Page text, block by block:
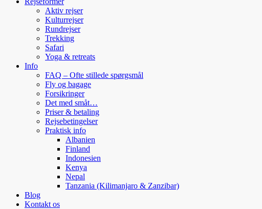
Aktiv rejser
Kulturrejser
Rundrejser
Trekking
Safari
Yoga & retreats
Info
FAQ – Ofte stillede spørgsmål
Fly og bagage
Forsikringer
Det med småt…
Priser & betaling
Rejsebetingelser
Praktisk info
Albanien
Finland
Indonesien
Kenya
Nepal
Tanzania (Kilimanjaro & Zanzibar)
Blog
Kontakt os